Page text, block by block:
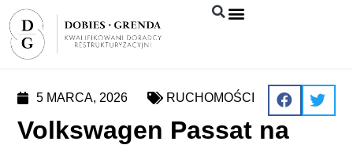
5 MARCA, 2026 RUCHOMOŚCI
Volkswagen Passat na